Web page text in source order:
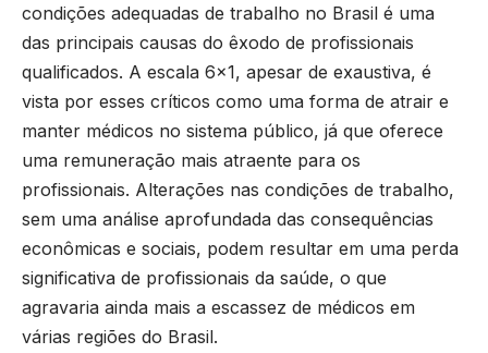
condições adequadas de trabalho no Brasil é uma
das principais causas do êxodo de profissionais
qualificados. A escala 6×1, apesar de exaustiva, é
vista por esses críticos como uma forma de atrair e
manter médicos no sistema público, já que oferece
uma remuneração mais atraente para os
profissionais. Alterações nas condições de trabalho,
sem uma análise aprofundada das consequências
econômicas e sociais, podem resultar em uma perda
significativa de profissionais da saúde, o que
agravaria ainda mais a escassez de médicos em
várias regiões do Brasil.